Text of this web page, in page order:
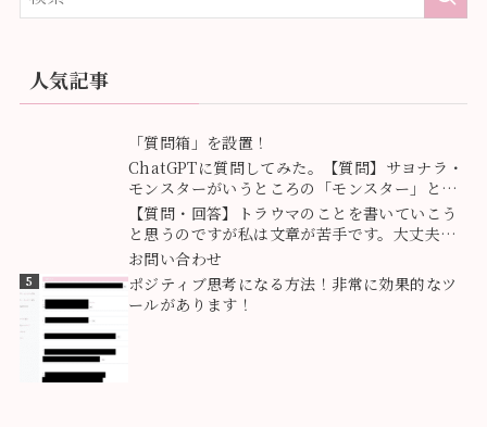
人気記事
「質問箱」を設置！
ChatGPTに質問してみた。【質問】サヨナラ・
モンスターがいうところの「モンスター」とは
どういう意味ですか？
【質問・回答】トラウマのことを書いていこう
と思うのですが私は文章が苦手です。大丈夫で
すか？
お問い合わせ
5
ポジティブ思考になる方法！非常に効果的なツ
ールがあります！